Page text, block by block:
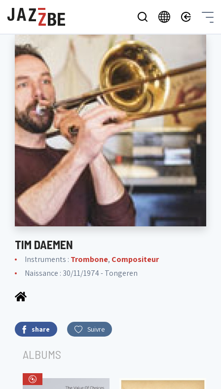
TIM DAEMEN
Instruments : Trombone, Compositeur
Naissance : 30/11/1974 - Tongeren
share Suivre
ALBUMS